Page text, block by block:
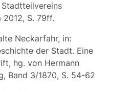
2012, S. 79ff.
Neckarfahr, in:
der Stadt. Eine
hg. von Hermann
Band 3/1870, S. 54-62